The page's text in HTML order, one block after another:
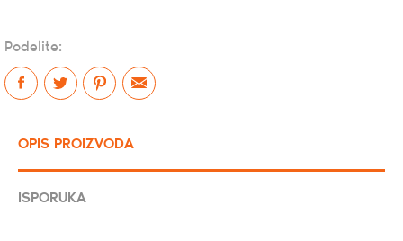
Podelite:
OPIS PROIZVODA
ISPORUKA